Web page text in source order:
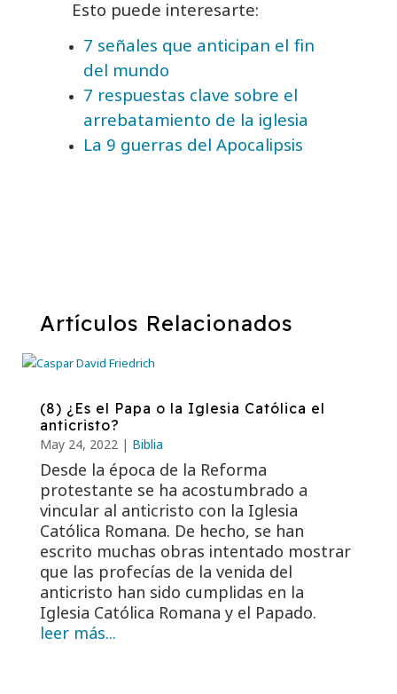
Esto puede interesarte:
7 señales que anticipan el fin
del mundo
7 respuestas clave sobre el
arrebatamiento de la iglesia
La 9 guerras del Apocalipsis
Artículos Relacionados
(8) ¿Es el Papa o la Iglesia Católica el
anticristo?
May 24, 2022| Biblia
Desde la época de la Reforma
protestante se ha acostumbrado a
vincular al anticristo con la Iglesia
Católica Romana. De hecho, se han
escrito muchas obras intentado mostrar
que las profecías de la venida del
anticristo han sido cumplidas en la
Iglesia Católica Romana y el Papado.
leer más...